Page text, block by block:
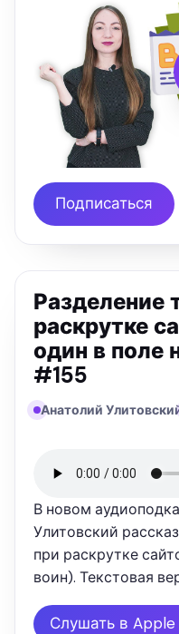
Подписаться
Разделение
раскрутке
один в поле
#155
Анатолий
В новом
Улитовский
при раскрутке
воин). Текстовая
разделение труда
Слушать в